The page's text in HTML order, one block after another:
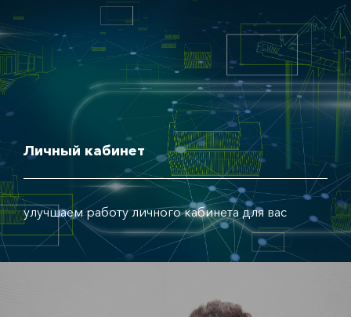
Личный кабинет
улучшаем работу личного кабинета для вас